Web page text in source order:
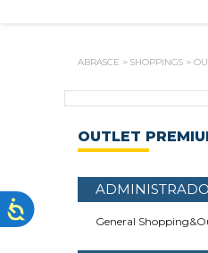
ABRASCE > SHOPPINGS >
OUTLET
General